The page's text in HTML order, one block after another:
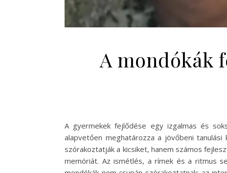
A mondókák
A gyermekek fejlődése egy izgalmas és
alapvetően meghatározza a jövőbeni
szórakoztatják a kicsiket, hanem számos
memóriát. Az ismétlés, a rímek és a ritmus